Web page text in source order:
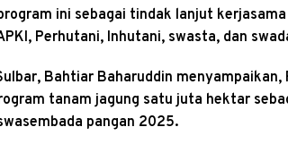
ini sebagai tindak lanjut
Perhutani, Inhutani, swasta, dan
Bahtiar Baharuddin
tanam jagung satu juta hektar
pangan 2025.